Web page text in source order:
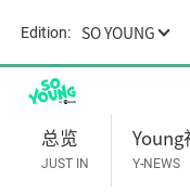
i
Edition: SO YOUNG
总览
JUST IN
Young
Y-NEWS